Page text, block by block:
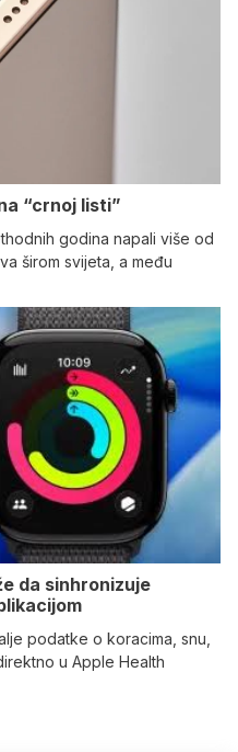
“crnoj listi”
godina napali više od
širom svijeta, a među
da sinhronizuje
podatke o koracima, snu,
u Apple Health